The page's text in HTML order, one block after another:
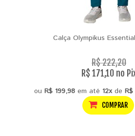
Calça Olympikus
R$ 222,20
R$ 171,10 no
ou R$ 199,98em até 12xde R$
COMPRAR